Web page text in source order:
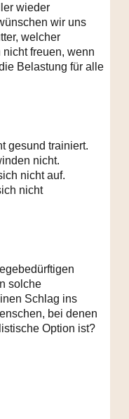
wieder
wir uns
welcher
freuen, wenn
Belastung für alle
gesund trainiert.
nicht.
nicht auf.
nicht
solche
Schlag ins
bei denen
Option ist?